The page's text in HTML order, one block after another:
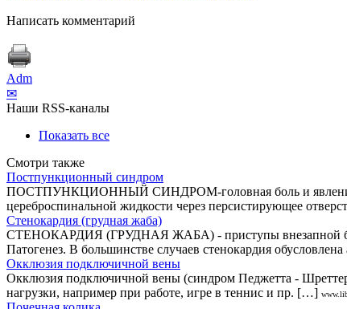
Написать комментарий
Adm
✉
Наши RSS-каналы
Показать все
Смотри также
Постпункционный синдром
ПОСТПУНКЦИОННЫЙ СИНДРОМ-головная боль и явления
цереброспинальной жидкости через персистирующее
Стенокардия (грудная жаба)
СТЕНОКАРДИЯ (ГРУДНАЯ ЖАБА) - приступы внезапной боли
Патогенез. В большинстве случаев стенокардия
Окклюзия подключичной вены
Окклюзия подключичной вены (синдром Педжетта -
нагрузки, например при работе, игре в теннис и пр. […]